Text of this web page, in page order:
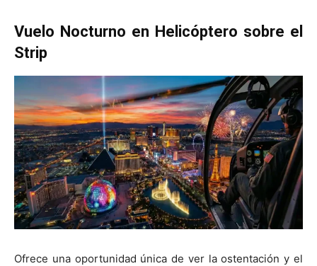
Vuelo Nocturno en Helicóptero sobre el
Strip
Ofrece una oportunidad única de ver la ostentación y el